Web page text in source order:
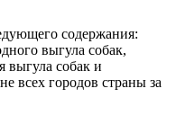
содержания:
выгула собак,
выгула собак и
всех городов страны за